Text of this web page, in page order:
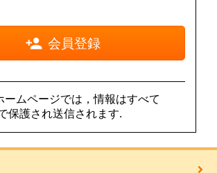
会員登録
ムページでは，情報はすべて
保護され送信されます.